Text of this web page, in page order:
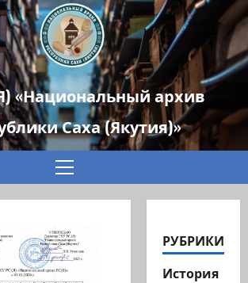
«Национальный архив
Саха (Якутия)»
Основное
РУБРИКИ
История